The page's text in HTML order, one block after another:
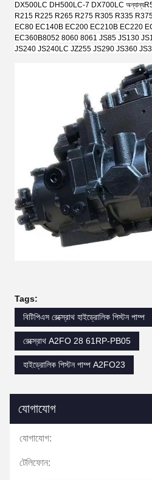
DX500LC DH500LC-7 DX700LC অন্যান্য
R215 R225 R265 R275 R305 R335 R375
EC80 EC140B EC200 EC210B EC220
EC360B8052 8060 8061 JS85 JS130
JS240 JS240LC JZ255 JS290 JS360
Tags:
বিটিপিএস রেক্স্রোথ হাইড্রোলিক পিস্টন পাম্প
রেক্স্রোথ A2FO 28 61RP-PB05
হাইড্রোলিক পিস্টন পাম্প A2FO23
যোগাযোগ
যোগাযোগ:
টেলিফোন: